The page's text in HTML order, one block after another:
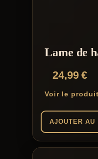
Lame de
24,99€
Voir le
AJOUTER AU